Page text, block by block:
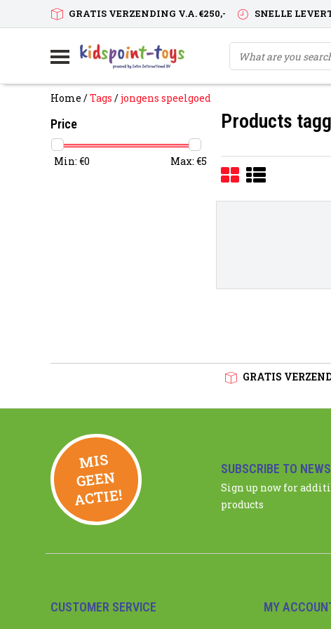
GRATIS VERZENDING V.A. €250,- SNELLE
Home /Tags /jongens speelgoed
Price
Min: €0 Max: €5
Products
GRATIS
MIS
GEE
N
ACTIE!
SUBSCRIBE TO
Sign up now for
products
CUSTOMER SERVICE MY